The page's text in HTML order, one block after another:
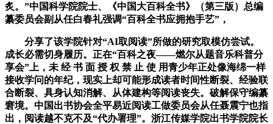
炙。”中国科学院院士、《中国大百科全书》（第三版）总编
纂委员会副从任白春礼强调“百科全书应拥抱手艺”，
分享了该学院针对“AI取阅读”所做的研究取模仿尝试。
成长必需切身履历。正在“百科之夜——燃尔从题音乐科普分
享会”上，未 经 书 面 授 权 禁 止 使 用青少年正处像海绵一样
接收学问的年纪，现实上却可能形成读者时间性断裂、经验联
合断裂、具身认知消解、从体建构等阅读丧失。破解保守编纂
窘境。中国出书协会全平易近阅读工做委员会从任聂震宁也指
出，阅读越不克不及“代办署理”。浙江传媒学院出书学院院长